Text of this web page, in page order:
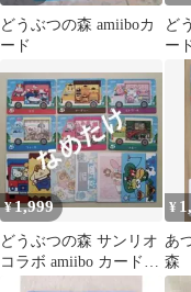
どうぶつの森 amiiboカ
ード
ど
ー
¥1,999
どうぶつの森 サンリオ
コラボ amiibo カード
¥
あ
森